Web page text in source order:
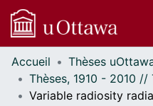
Communautés
et collections
Parcourir
Accueil